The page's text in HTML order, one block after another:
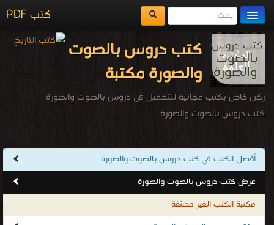
كتب PDF
مكتبة الكتب
المكتبات
يُقرأ حالياً
الفهرس
كتب دروس بالصوت
والصورة مكتبة
ركن خاص بكتب مجانيه للتحميل في دروس بالصوت والصورة
كتب دروس بالصوت والصورة
.
أفضل الكتب في كتب دروس بالصوت والصورة
عرض كتب دروس بالصوت والصورة
مكتبة الكتب الغير مصنّفة